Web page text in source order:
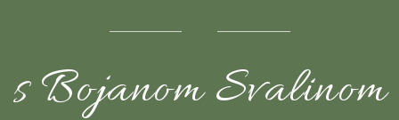
s Bojanom Svalinom